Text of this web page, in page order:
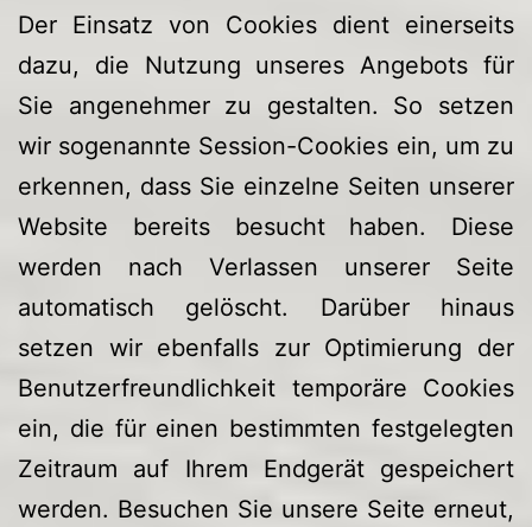
Der Einsatz von Cookies dient einerseits
dazu, die Nutzung unseres Angebots für
Sie angenehmer zu gestalten. So setzen
wir sogenannte Session-Cookies ein, um zu
erkennen, dass Sie einzelne Seiten unserer
Website bereits besucht haben. Diese
werden nach Verlassen unserer Seite
automatisch gelöscht. Darüber hinaus
setzen wir ebenfalls zur Optimierung der
Benutzerfreundlichkeit temporäre Cookies
ein, die für einen bestimmten festgelegten
Zeitraum auf Ihrem Endgerät gespeichert
werden. Besuchen Sie unsere Seite erneut,